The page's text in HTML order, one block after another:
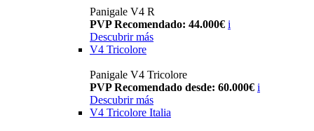
Panigale V4 R
PVP Recomendado: 44.000€ i
Descubrir más
V4 Tricolore
Panigale V4 Tricolore
PVP Recomendado desde: 60.000€ i
Descubrir más
V4 Tricolore Italia